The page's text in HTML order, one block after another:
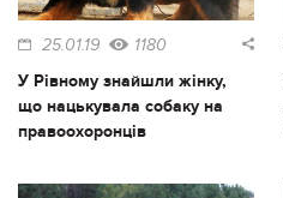
25.01.19 1180
У Рівному знайшли жінку,
що нацькувала собаку на
правоохоронців